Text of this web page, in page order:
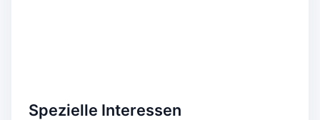
Spezielle Interessen